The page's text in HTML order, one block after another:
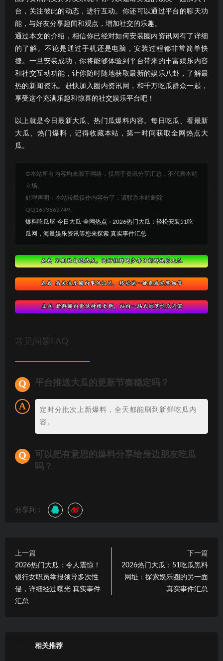
台，关注彼此的动态，进行互动。你还可以通过平台的聊天功
能，与好友分享趣闻和观点，增加社交的乐趣。
通过本文的介绍，相信你已经对如何安装圈内资讯网有了详细
的了解。不论是通过手机还是电脑，安装过程都非常简单快
捷。一旦安装成功，你将能够体验到平台带来的丰富娱乐内容
和社交互动功能，让你随时随地获取最新的娱乐八卦，了解最
热的新闻资讯。赶快加入圈内资讯网，和千万吃瓜群众一起，
享受这个充满乐趣和惊喜的社交娱乐平台吧！
以上就是今日最新大瓜、热门瓜爆料内容。每日吃瓜、看最新
大瓜、热门爆料，记得收藏本站，第一时间获取全网热点大
瓜。
©本站所有内容均来源于网络，仅用于资讯分享汇总，不代表本站
立场。
处理声明：本站转载仅作内容分享，请联系本站删除
QQ1693663749。
爆料吃瓜屋-今日大瓜-全网热点 » 2026热门大瓜：轻松安装51吃
瓜网，海量娱乐资讯等您来探索 真实事件汇总
常见问题FAQ
平台推送大瓜的更新节奏稳定吗？
定时分批次上新爆料，全天都能刷到新鲜吃瓜内
容。
可以把有意思的爆料分享给身边朋友吃瓜
吗？
分享到：
上一篇
2026热门大瓜：令人震惊！
银行女职员举报领导多次性
侵，详细经过曝光 真实事件
汇总
下一篇
2026热门大瓜：51吃瓜黑料
网址：探索娱乐圈的另一面
真实事件汇总
相关推荐